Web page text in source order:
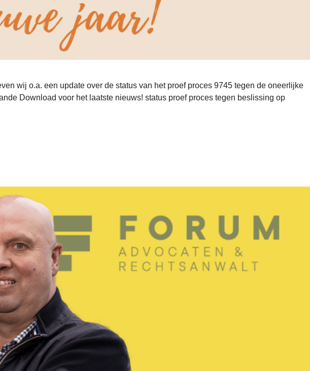
wij o.a. een update over de status van het proef proces 9745 tegen de oneerlijke
Download voor het laatste nieuws! status proef proces tegen beslissing op